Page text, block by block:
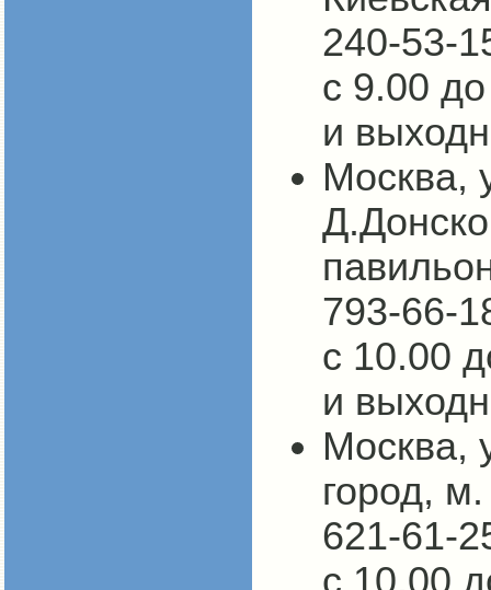
240-53-
с 9.00
и
Москва,
793-66-
с 10.00
и
Москва,
город,
621-61-
с 10.00